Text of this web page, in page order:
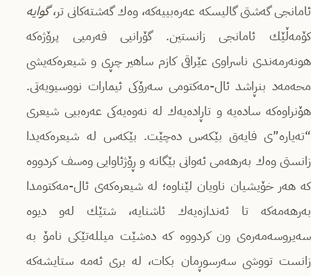
ئامانجى گەشتی گالیسكە عەرەبییەكە، وەك گەشتەكانى تر،گوایە
كۆمەڵێك ئامانجى زانستین. گۆرانیى فەرمیى پرۆژەكە
هونەرمەندى ناسراوى عێراقى كازم ساهیر چڕى و شیعرەكەیشى
محەمەد بنڕاشد ئال-مەكتومى سەرۆكى ئیمارات نووسیویەتى.
هۆنراوەكە سادەیە و تاڕادەیەك لە نەوەیەكى عەرەبیى شیعرى
“تەیارە”ى فایەق بێكەس دەچێت. بێكەس لە شیعرەكەیدا
زانستى وەك بەرهەمى ئەوانى بێگانە و ڕۆژئاوایى وەسف كردووە
كە هەر خۆیشیان ناویان لێناوە؛ لە شیعرەكەى ئال-مەكتومدا
بەرهەمەكە تا ئەندازەیەك ئاشنایە، شتێك لەو دیوە
سەیروسەمەرەى ون كردووە كە دەشێت میللەتێكى نامۆ بە
زانست تووشى سەرسوڕمان بكات، لە برى ئەمە ستایشەكە